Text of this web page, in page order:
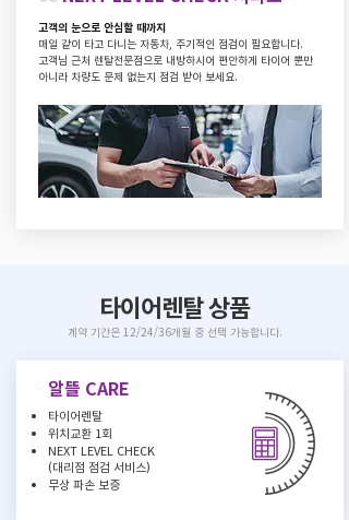
고객의 눈으로 안심할 때까지
매일 같이 타고 다니는 자동차, 주기적인 점검이 필요합니다.
고객님 근처 렌탈전문점으로 내방하시어 편안하게 타이어 뿐만
아니라 차량도 문제 없는지 점검 받아 보세요.
​타이어렌탈 상품
계약 기간은 12/24/36개월 중 선택 가능합니다.
알뜰 CARE
타이어렌탈
위치교환 1회
NEXT LEVEL CHECK
(대리점 점검 서비스)
무상 파손 보증